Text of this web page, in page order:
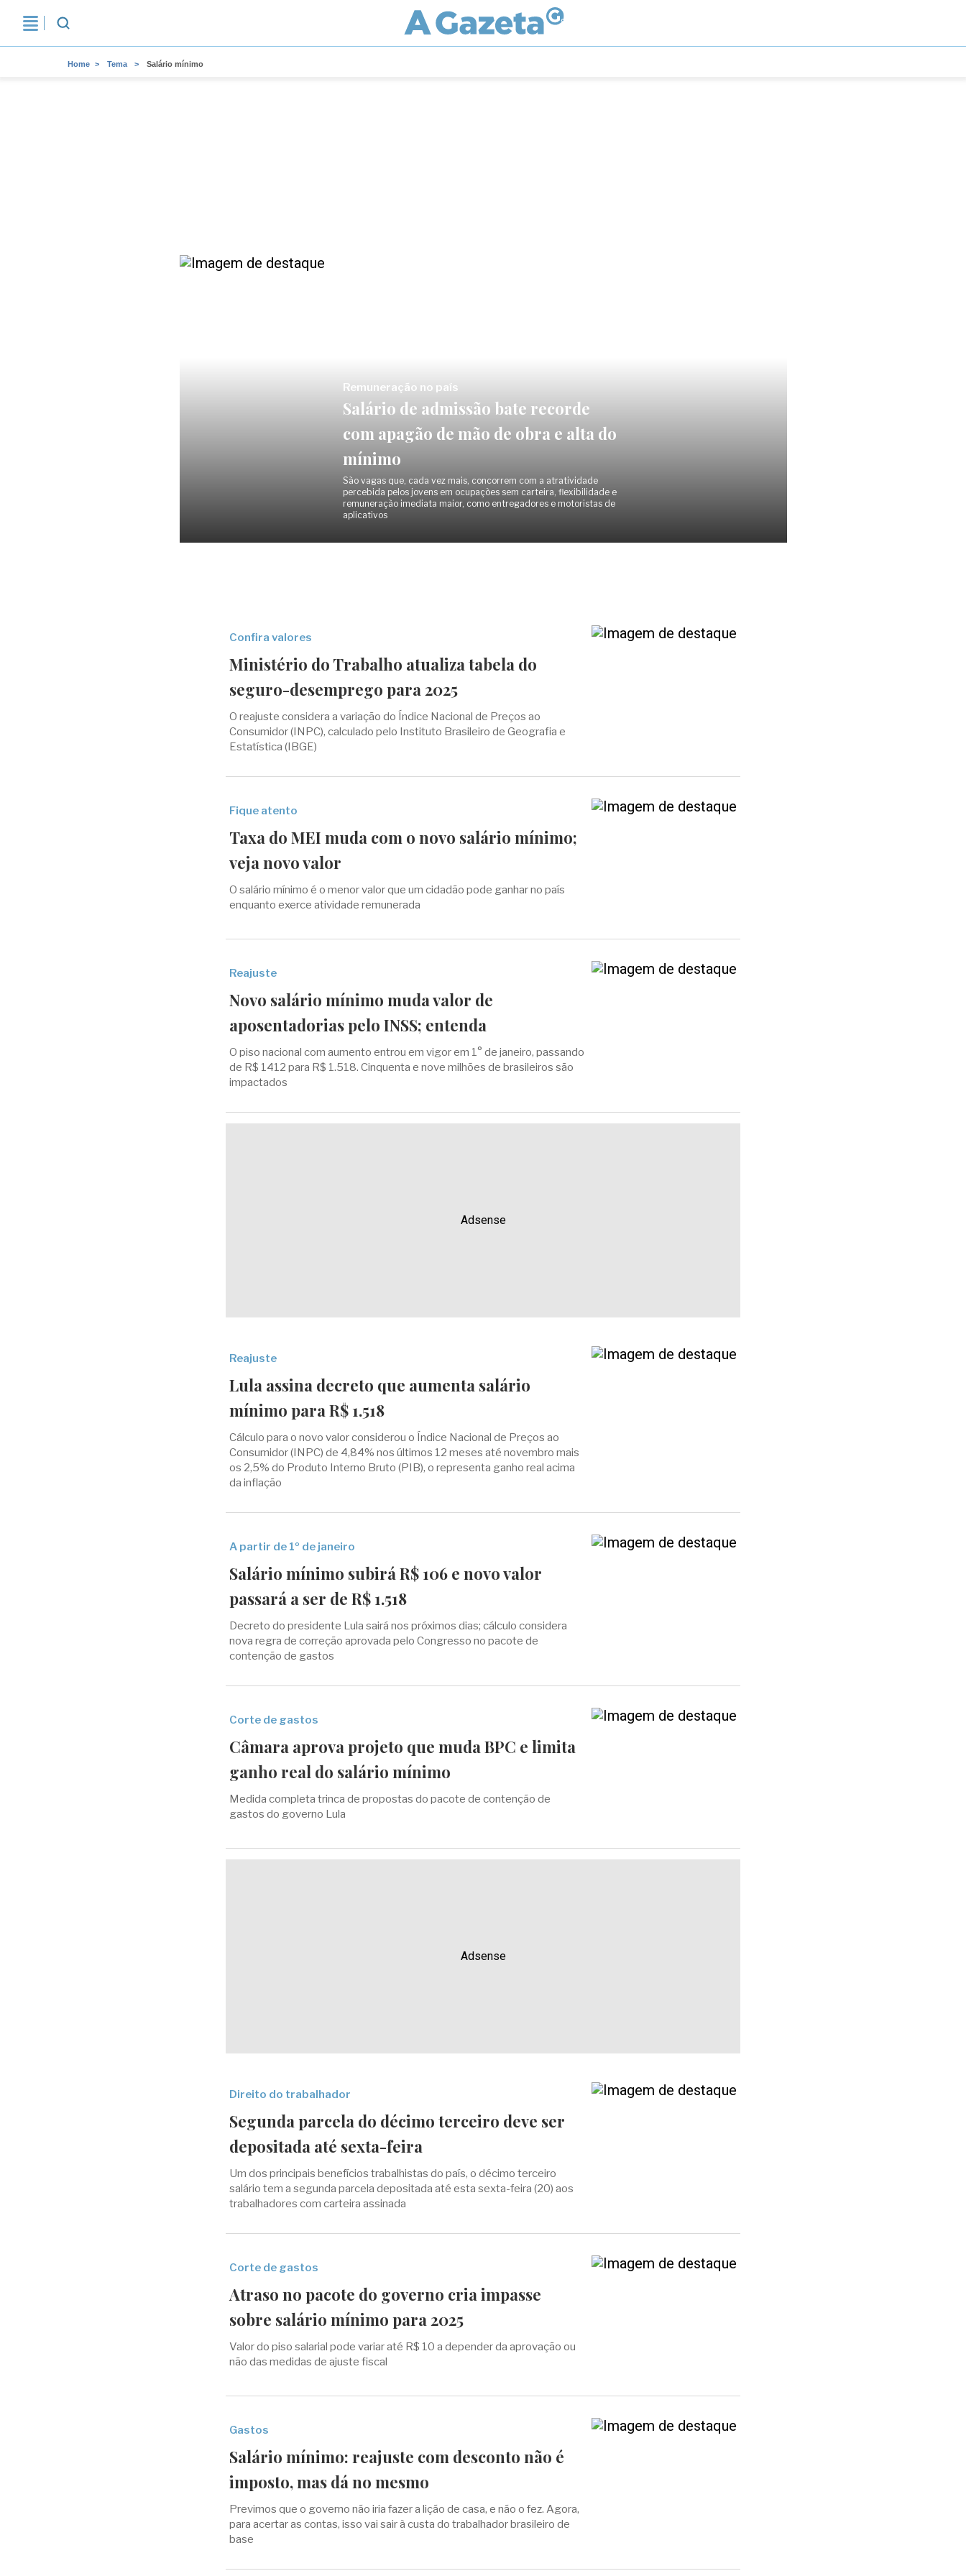
Home Tema Salário mínimo
Remuneração no país
Salário de admissão bate recorde
com apagão de mão de obra e alta do
mínimo
São vagas que, cada vez mais, concorrem com a atratividade
percebida pelos jovens em ocupações sem carteira, flexibilidade e
remuneração imediata maior, como entregadores e motoristas de
aplicativos
Confira valores
Ministério do Trabalho atualiza tabela do
seguro-desemprego para 2025
O reajuste considera a variação do Índice Nacional de Preços ao
Consumidor (INPC), calculado pelo Instituto Brasileiro de Geografia e
Estatística (IBGE)
Fique atento
Taxa do MEI muda com o novo salário mínimo;
veja novo valor
O salário mínimo é o menor valor que um cidadão pode ganhar no país
enquanto exerce atividade remunerada
Reajuste
Novo salário mínimo muda valor de
aposentadorias pelo INSS; entenda
O piso nacional com aumento entrou em vigor em 1° de janeiro, passando
de R$ 1412 para R$ 1.518. Cinquenta e nove milhões de brasileiros são
impactados
Adsense
Reajuste
Lula assina decreto que aumenta salário
mínimo para R$ 1.518
Cálculo para o novo valor considerou o Índice Nacional de Preços ao
Consumidor (INPC) de 4,84% nos últimos 12 meses até novembro mais
os 2,5% do Produto Interno Bruto (PIB), o representa ganho real acima
da inflação
A partir de 1º de janeiro
Salário mínimo subirá R$ 106 e novo valor
passará a ser de R$ 1.518
Decreto do presidente Lula sairá nos próximos dias; cálculo considera
nova regra de correção aprovada pelo Congresso no pacote de
contenção de gastos
Corte de gastos
Câmara aprova projeto que muda BPC e limita
ganho real do salário mínimo
Medida completa trinca de propostas do pacote de contenção de
gastos do governo Lula
Adsense
Direito do trabalhador
Segunda parcela do décimo terceiro deve ser
depositada até sexta-feira
Um dos principais benefícios trabalhistas do país, o décimo terceiro
salário tem a segunda parcela depositada até esta sexta-feira (20) aos
trabalhadores com carteira assinada
Corte de gastos
Atraso no pacote do governo cria impasse
sobre salário mínimo para 2025
Valor do piso salarial pode variar até R$ 10 a depender da aprovação ou
não das medidas de ajuste fiscal
Gastos
Salário mínimo: reajuste com desconto não é
imposto, mas dá no mesmo
Previmos que o governo não iria fazer a lição de casa, e não o fez. Agora,
para acertar as contas, isso vai sair à custa do trabalhador brasileiro de
base